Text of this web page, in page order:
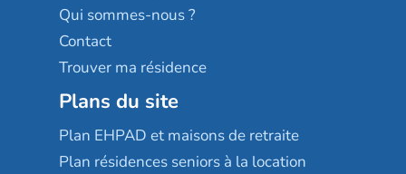
Qui sommes-nous ?
Contact
Trouver ma résidence
Plans du site
Plan EHPAD et maisons de retraite
Plan résidences seniors à la location